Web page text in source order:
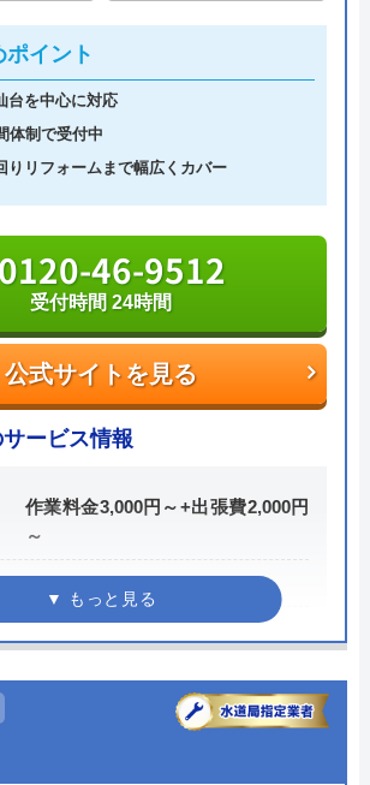
ート地域としては、山間部も含む広
しており、水道局指定工事店の認定
。総合メンテナンスの受付時間は年
の主な作業費としては、水漏れ修理
つまり除去が4,400円〜となってお
引き受けてくれます。
は無料なので、気軽に相談できるの
ントでしょう。また、支払い方法は
ては電話受付から1時間程度です。
公式サイトを見る
0120-320-858
受付時間 24時間
ンスの基本情報
ポイント
台を中心に対応
体制で受付中
りリフォームまで幅広くカバー
公式サイトを見る
0120-46-9512
受付時間 24時間
ービス情報
作業料金3,000円～+出張費2,000円
～
―
―
24時間